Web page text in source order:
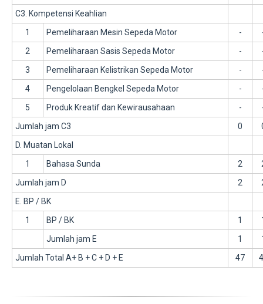
C3. Kompetensi Keahlian
1
Pemeliharaan Mesin Sepeda Motor -
2
Pemeliharaan Sasis Sepeda Motor -
3
Pemeliharaan Kelistrikan Sepeda Motor -
4
Pengelolaan Bengkel Sepeda Motor -
5
Produk Kreatif dan Kewirausahaan -
Jumlah jam C3
0
D. Muatan Lokal
1
Bahasa Sunda 2
Jumlah jam D
2
E. BP / BK
1
BP / BK 1
Jumlah jam E
1
Jumlah Total A+ B + C + D + E
47